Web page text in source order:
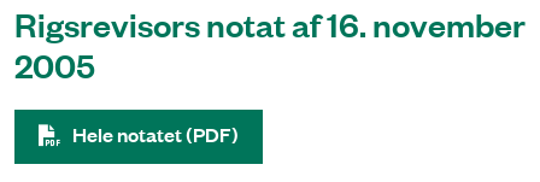
Rigsrevisors notat af 16. november
2005
Hele notatet (PDF)